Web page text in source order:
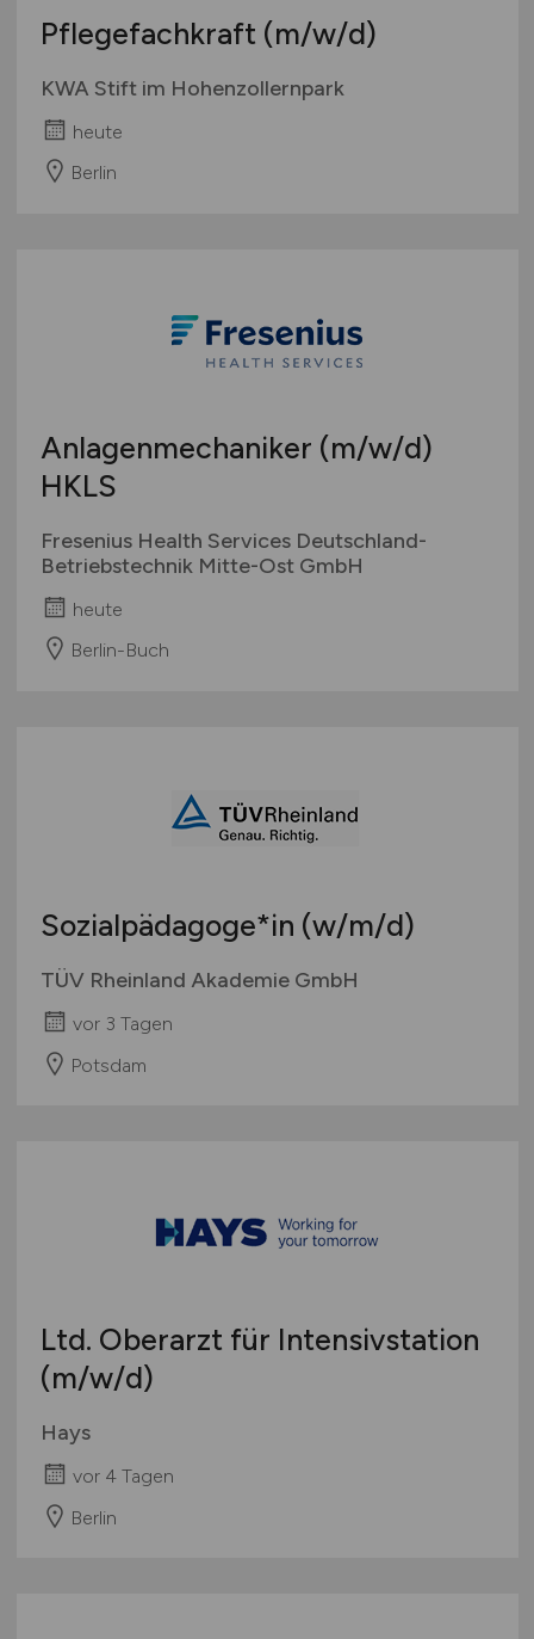
Pflegefachkraft (m/w/d)
KWA Stift im Hohenzollernpark
heute
Berlin
Anlagenmechaniker (m/w/d)
HKLS
Fresenius Health Services Deutschland-
Betriebstechnik Mitte-Ost GmbH
heute
Berlin-Buch
Sozialpädagoge*in (w/m/d)
TÜV Rheinland Akademie GmbH
vor 3 Tagen
Potsdam
Ltd. Oberarzt für Intensivstation
(m/w/d)
Hays
vor 4 Tagen
Berlin